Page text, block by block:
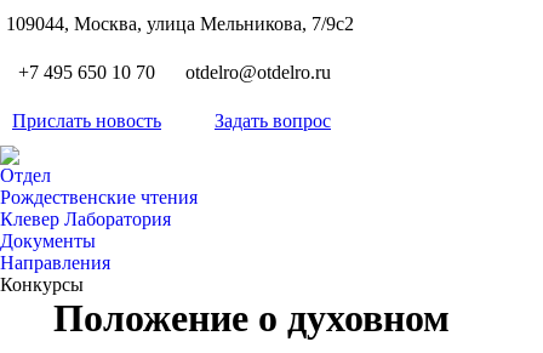
109044, Москва, улица Мельникова, 7/9с2
+7 495 650 10 70 otdelro@otdelro.ru
Прислать новость Задать вопрос
Отдел
Рождественские чтения
Клевер Лаборатория
Документы
Направления
Конкурсы
Положение о духовном